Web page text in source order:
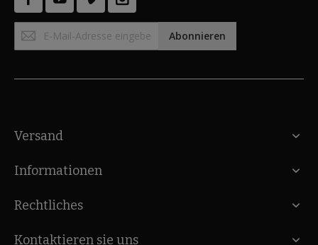
Anmeldung
zum
Abonnieren
Versand
Informationen
Rechtliches
Kontaktieren sie uns